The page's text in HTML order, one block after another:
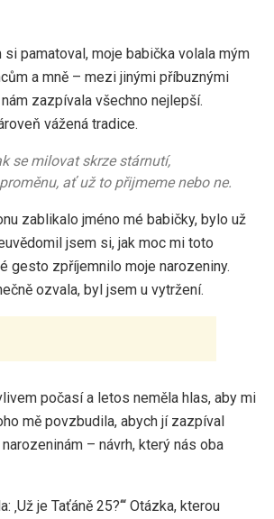
si pamatoval, moje babička volala mým
a mně – mezi jinými příbuznými
zazpívala všechno nejlepší.
vážená tradice.
se milovat skrze stárnutí,
ať už to přijmeme nebo ne.
zablikalo jméno mé babičky, bylo už
jsem si, jak moc mi toto
gesto zpříjemnilo moje narozeniny.
ozvala, byl jsem u vytržení.
počasí a letos neměla hlas, aby mi
mě povzbudila, abych jí zazpíval
– návrh, který nás oba
‚Už je Taťáně 25?‘“ Otázka, kterou